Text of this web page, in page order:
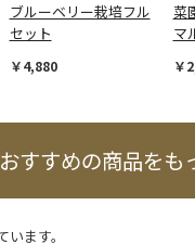
ブルーベリー栽培フル
セット
￥4,880
菜
マ
￥
すすめの商品をも
ます。